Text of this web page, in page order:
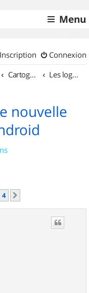
Menu
Connexion
Inscription
Cartographie et GPS Les logiciels
nouvelle
4